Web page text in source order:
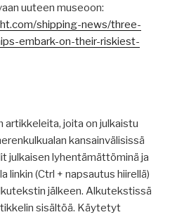
uuteen museoon:
shipping-news/three-
embark-on-their-riskiest-
artikkeleita, joita on julkaistu
kansainvälisissä
julkaisen lyhentämättöminä ja
linkin (Ctrl + napsautus hiirellä)
jälkeen. Alkutekstissä
sisältöä. Käytetyt